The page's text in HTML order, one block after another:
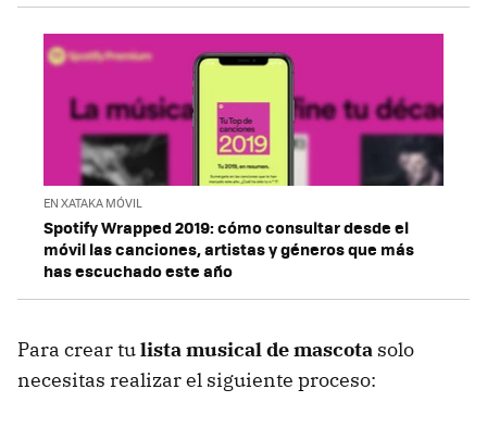
EN XATAKA MÓVIL
Spotify Wrapped 2019: cómo consultar desde el
móvil las canciones, artistas y géneros que más
has escuchado este año
Para crear tulista musical de mascota solo
necesitas realizar el siguiente proceso: